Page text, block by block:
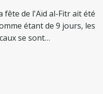
fête de l'Aïd al-Fitr ait été
étant de 9 jours, les
se sont…